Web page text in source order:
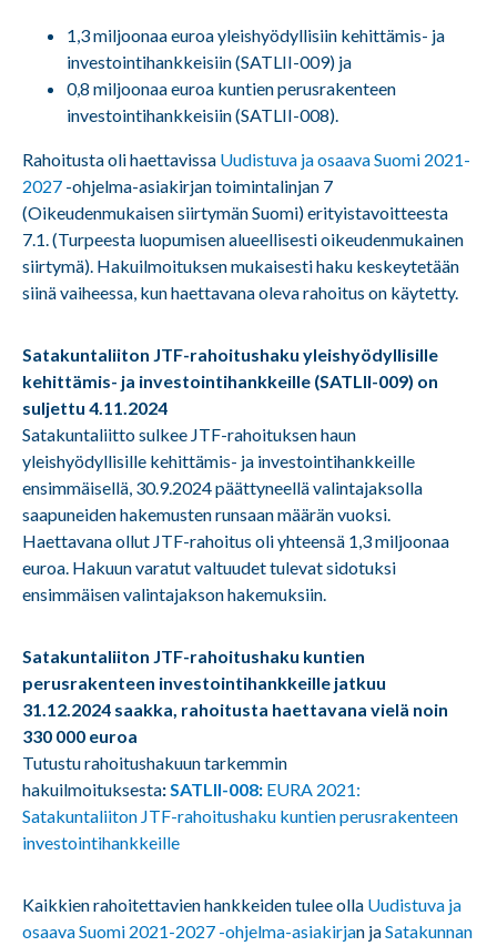
1,3 miljoonaa euroa yleishyödyllisiin kehittämis- ja
investointihankkeisiin (SATLII-009) ja
0,8 miljoonaa euroa kuntien perusrakenteen
investointihankkeisiin (SATLII-008).
Rahoitusta oli haettavissa Uudistuva ja osaava Suomi 2021-
2027 -ohjelma-asiakirjan toimintalinjan 7
(Oikeudenmukaisen siirtymän Suomi) erityistavoitteesta
7.1. (Turpeesta luopumisen alueellisesti oikeudenmukainen
siirtymä). Hakuilmoituksen mukaisesti haku keskeytetään
siinä vaiheessa, kun haettavana oleva rahoitus on käytetty.
Satakuntaliiton JTF-rahoitushaku yleishyödyllisille
kehittämis- ja investointihankkeille (SATLII-009) on
suljettu 4.11.2024
Satakuntaliitto sulkee JTF-rahoituksen haun
yleishyödyllisille kehittämis- ja investointihankkeille
ensimmäisellä, 30.9.2024 päättyneellä valintajaksolla
saapuneiden hakemusten runsaan määrän vuoksi.
Haettavana ollut JTF-rahoitus oli yhteensä 1,3 miljoonaa
euroa. Hakuun varatut valtuudet tulevat sidotuksi
ensimmäisen valintajakson hakemuksiin.
Satakuntaliiton JTF-rahoitushaku kuntien
perusrakenteen investointihankkeille jatkuu
31.12.2024 saakka, rahoitusta haettavana vielä noin
330 000 euroa
Tutustu rahoitushakuun tarkemmin
hakuilmoituksesta:SATLII-008: EURA 2021:
Satakuntaliiton JTF-rahoitushaku kuntien perusrakenteen
investointihankkeille
Kaikkien rahoitettavien hankkeiden tulee olla Uudistuva ja
osaava Suomi 2021-2027 -ohjelma-asiakirjan jaSatakunnan